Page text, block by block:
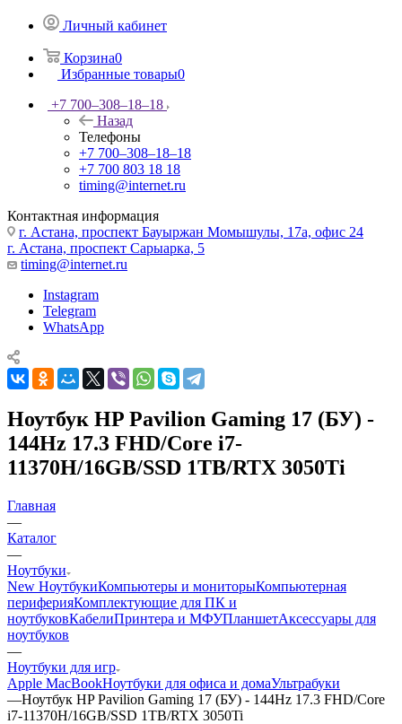
Личный кабинет
Корзина0
Избранные товары0
+7 700‒308‒18‒18
Назад
Телефоны
+7 700‒308‒18‒18
+7 700 803 18 18
timing@internet.ru
Контактная информация
г. Астана, проспект Бауыржан Момышулы, 17а, офис 24
г. Астана, проспект Сарыарка, 5
timing@internet.ru
Instagram
Telegram
WhatsApp
Ноутбук HP Pavilion Gaming 17 (БУ) -
144Hz 17.3 FHD/Core i7-
11370H/16GB/SSD 1TB/RTX 3050Ti
Главная
—
Каталог
—
Ноутбуки
New НоутбукиКомпьютеры и мониторыКомпьютерная
периферияКомплектующие для ПК и
ноутбуковКабелиПринтера и МФУПланшетАксессуары для
ноутбуков
—
Ноутбуки для игр
Apple MacBookНоутбуки для офиса и домаУльтрабуки
—Ноутбук HP Pavilion Gaming 17 (БУ) - 144Hz 17.3 FHD/Core
i7-11370H/16GB/SSD 1TB/RTX 3050Ti